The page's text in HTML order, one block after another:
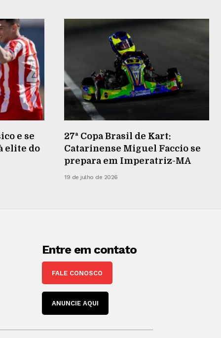
e se
elite do
27ª Copa Brasil de Kart:
Catarinense Miguel Faccio se
prepara em Imperatriz-MA
19 de julho de 2026
Entre em contato
FALE CONOSCO
ANUNCIE AQUI